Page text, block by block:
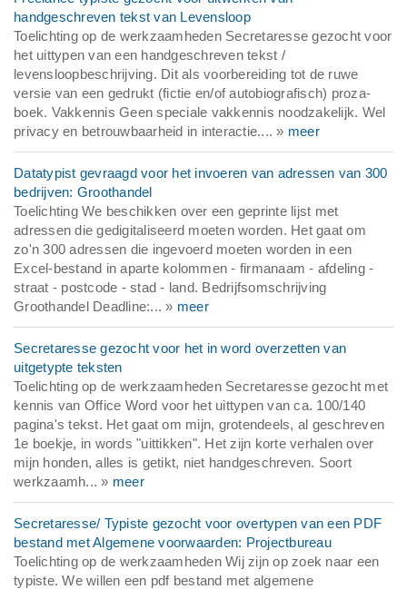
handgeschreven tekst van Levensloop
Toelichting op de werkzaamheden Secretaresse gezocht voor
het uittypen van een handgeschreven tekst /
levensloopbeschrijving. Dit als voorbereiding tot de ruwe
versie van een gedrukt (fictie en/of autobiografisch) proza-
boek. Vakkennis Geen speciale vakkennis noodzakelijk. Wel
privacy en betrouwbaarheid in interactie.... » meer
Datatypist gevraagd voor het invoeren van adressen van 300
bedrijven: Groothandel
Toelichting We beschikken over een geprinte lijst met
adressen die gedigitaliseerd moeten worden. Het gaat om
zo'n 300 adressen die ingevoerd moeten worden in een
Excel-bestand in aparte kolommen - firmanaam - afdeling -
straat - postcode - stad - land. Bedrijfsomschrijving
Groothandel Deadline:... » meer
Secretaresse gezocht voor het in word overzetten van
uitgetypte teksten
Toelichting op de werkzaamheden Secretaresse gezocht met
kennis van Office Word voor het uittypen van ca. 100/140
pagina's tekst. Het gaat om mijn, grotendeels, al geschreven
1e boekje, in words "uittikken". Het zijn korte verhalen over
mijn honden, alles is getikt, niet handgeschreven. Soort
werkzaamh... » meer
Secretaresse/ Typiste gezocht voor overtypen van een PDF
bestand met Algemene voorwaarden: Projectbureau
Toelichting op de werkzaamheden Wij zijn op zoek naar een
typiste. We willen een pdf bestand met algemene